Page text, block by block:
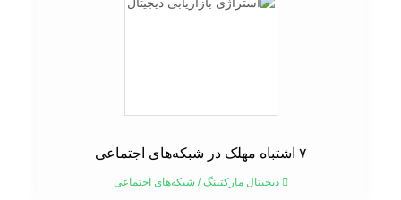
دیجیتال مارکتینگ/شبکه‌های اجتماعی